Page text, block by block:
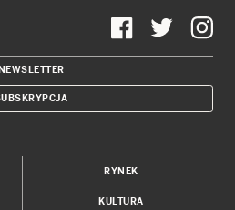
NEWSLETTER
RYNEK
KULTURA